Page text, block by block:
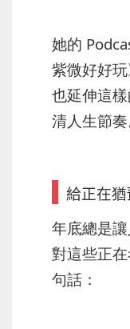
她的
紫微好好玩
也延伸這
清人生節奏
給正在
年底總是讓
對這些正
句話：